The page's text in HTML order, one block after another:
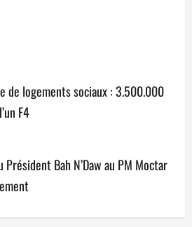
de logements sociaux : 3.500.000
F4
Bah N’Daw au PM Moctar